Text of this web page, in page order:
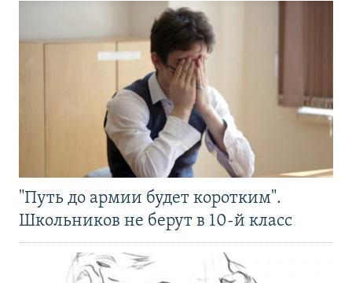
"Путь до армии будет коротким".
Школьников не берут в 10-й класс